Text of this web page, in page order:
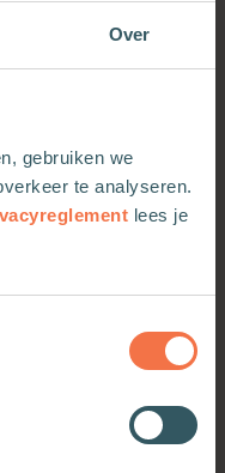
Over
gebruiken we
te analyseren.
lees je
het was
Hoe kon het
maken van de
waarop wij
God de hemel